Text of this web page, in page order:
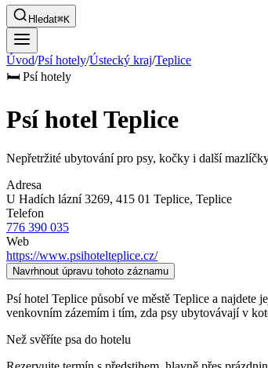
Hledat⌘K
Úvod/Psí hotely/Ústecký kraj/Teplice
🛏️ Psí hotely
Psí hotel Teplice
Nepřetržité ubytování pro psy, kočky i další
Adresa
U Hadích lázní 3269, 415 01 Teplice, Teplice
Telefon
776 390 035
Web
https://www.psihotelteplice.cz/
Navrhnout úpravu tohoto záznamu
Psí hotel Teplice působí ve městě Teplice a
venkovním zázemím i tím, zda psy ubytovávají v
Než svěříte psa do hotelu